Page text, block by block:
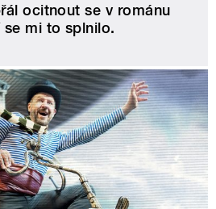
ocitnout se v románu
se mi to splnilo.